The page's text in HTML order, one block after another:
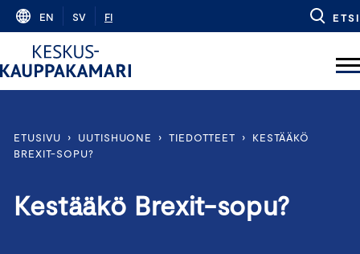
Skip
content
EN SV FI ETSI
ETUSIVU › UUTISHUONE › TIEDOTTEET ›
KESTÄÄKÖ
BREXIT-SOPU?
Kestääkö Brexit-sopu?